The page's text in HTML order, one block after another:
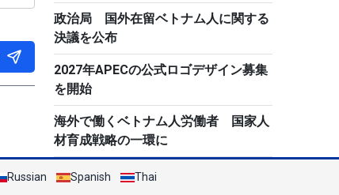
政治局 国外在留ベトナム人に関する
決議を公布
2027年APECの公式ロゴデザイン募集
を開始
海外で働くベトナム人労働者 国家人
材育成戦略の一環に
Russian Spanish Thai